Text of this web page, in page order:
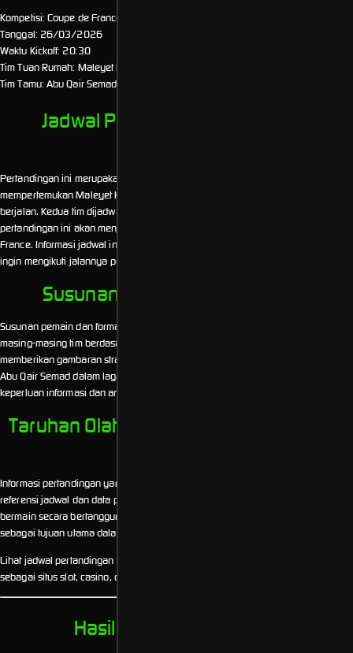
Kompetisi: Coupe de France
Tanggal: 26/03/2026
Waktu Kickoff: 20:30
Tim Tuan Rumah: Maleyet Kafr El Zayiat
Tim Tamu: Abu Qair Semad
Jadwal Pertandingan & Konteks
Pertandingan ini merupakan bagian dari jadwal resmi Coupe de France yang
mempertemukan Maleyet Kafr El Zayiat dan Abu Qair Semad pada musim
berjalan. Kedua tim dijadwalkan bertanding sesuai kalender kompetisi dan hasil
pertandingan ini akan menjadi bagian dari rangkaian laga dalam Coupe de
France. Informasi jadwal ini ditujukan sebagai panduan bagi pengguna yang
ingin mengikuti jalannya pertandingan secara langsung.
Susunan Pemain & Formasi Tim
Susunan pemain dan formasi yang ditampilkan merupakan lineup awal dari
masing-masing tim berdasarkan data pertandingan. Informasi ini membantu
memberikan gambaran strategi yang digunakan oleh Maleyet Kafr El Zayiat dan
Abu Qair Semad dalam laga Coupe de France. Data lineup disajikan untuk
keperluan informasi dan analisis pertandingan.
Taruhan Olahraga Secara Bertanggung
Informasi pertandingan yang ditampilkan di halaman ini bertujuan sebagai
referensi jadwal dan data pertandingan. danamax mendorong pengguna untuk
bermain secara bertanggung jawab, memahami risiko, serta menjadikan hiburan
sebagai tujuan utama dalam mengikuti taruhan olahraga.
Lihat jadwal pertandingan lainnya di
sebagai situs slot, casino, dan taruhan bola online terpercaya.
Hasil Pertandingan Bola